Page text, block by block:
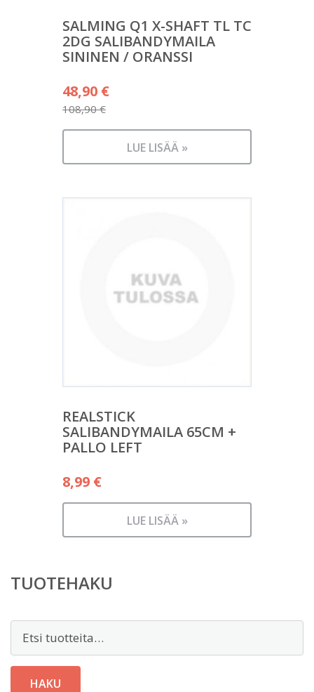
SALMING Q1 X-SHAFT TL TC
2DG SALIBANDYMAILA
SININEN / ORANSSI
108,90€
Alkuperäinen
hinta
oli:
48,90 €
Nykyinen
on:
LUE LISÄÄ »
REALSTICK
SALIBANDYMAILA 65CM +
PALLO LEFT
8,99 €
LUE LISÄÄ »
TUOTEHAKU
Etsi:
HAKU